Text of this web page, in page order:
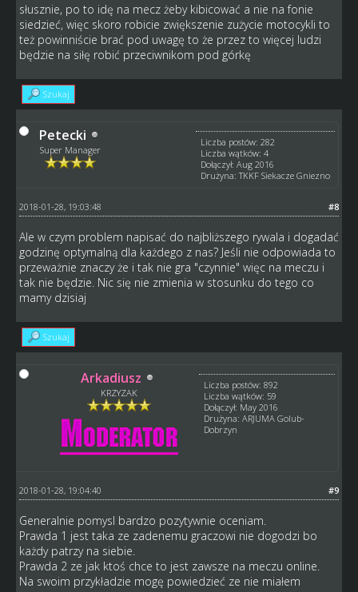
słusznie, po to idę na mecz żeby kibicować a nie na fonie
siedzieć, więc skoro robicie zwiększenie zużycie motocykli to
też powinniście brać pod uwagę to że przez to więcej ludzi
będzie na siłę robić przeciwnikom pod górkę
Szukaj
Petecki
Super Manager
Liczba postów: 282
Liczba wątków: 4
Dołączył: Aug 2016
Drużyna: TKKF Siekacze Gniezno
#8
2018-01-28, 19:03:48
Ale w czym problem napisać do najbliższego rywala i dogadać
godzinę optymalną dla każdego z nas? Jeśli nie odpowiada to
przeważnie znaczy że i tak nie gra "czynnie" więc na meczu i
tak nie będzie. Nic się nie zmienia w stosunku do tego co
mamy dzisiaj
Szukaj
Arkadiusz
KRZYZAK
Liczba postów: 892
Liczba wątków: 59
Dołączył: May 2016
Drużyna: ARJUMA Golub-
Dobrzyn
#9
2018-01-28, 19:04:40
Generalnie pomysl bardzo pozytywnie oceniam.
Prawda 1 jest taka ze zadenemu graczowi nie dogodzi bo
każdy patrzy na siebie.
Prawda 2 ze jak ktoś chce to jest zawsze na meczu online.
Na swoim przykładzie mogę powiedzieć ze nie miałem